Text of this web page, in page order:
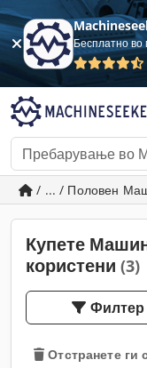
/ ... / Половен
Купете
користени (3)
Филтер
Отстранете ги